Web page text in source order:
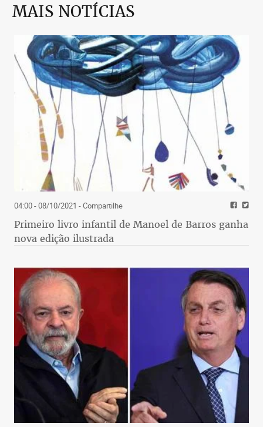
MAIS NOTÍCIAS
04:00 - 08/10/2021 - Compartilhe
Primeiro livro infantil de Manoel de Barros ganha
nova edição ilustrada